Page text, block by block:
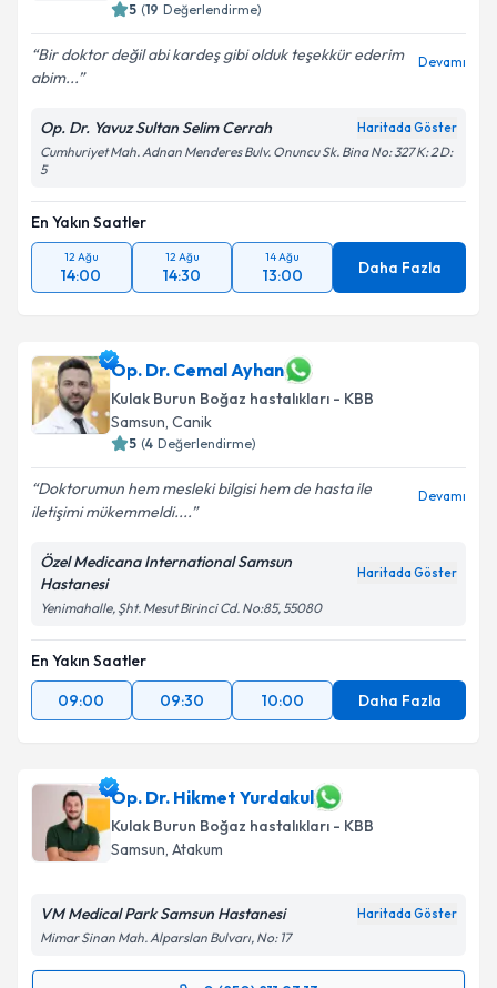
5 (19 Değerlendirme)
Bir doktor değil abi kardeş gibi olduk teşekkür ederim
abim...
Devamı
Op. Dr. Yavuz Sultan Selim Cerrah Haritada Göster
Cumhuriyet Mah. Adnan Menderes Bulv. Onuncu Sk. Bina No: 327 K: 2 D:
5
En Yakın Saatler
12 Ağu
14:00
12 Ağu
14:30
14 Ağu
13:00 Daha Fazla
Op. Dr. Cemal Ayhan
Kulak Burun Boğaz hastalıkları - KBB
Samsun, Canik
5 (4 Değerlendirme)
Doktorumun hem mesleki bilgisi hem de hasta ile
iletişimi mükemmeldi....
Devamı
Özel Medicana International Samsun
Hastanesi
Haritada Göster
Yenimahalle, Şht. Mesut Birinci Cd. No:85, 55080
En Yakın Saatler
09:00
09:30 10:00 Daha Fazla
Op. Dr. Hikmet Yurdakul
Kulak Burun Boğaz hastalıkları - KBB
Samsun, Atakum
VM Medical Park Samsun Hastanesi Haritada Göster
Mimar Sinan Mah. Alparslan Bulvarı, No: 17